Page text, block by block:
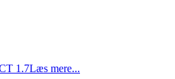
1.7Læs mere...